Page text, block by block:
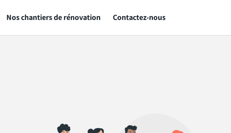
Nos chantiers de rénovation Contactez-nous